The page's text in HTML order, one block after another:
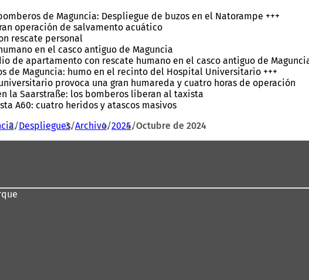
de Maguncia: Despliegue de buzos en el Natorampe +++
operación de salvamento acuático
rescate personal
en el casco antiguo de Maguncia
de apartamento con rescate humano en el casco antiguo de
de Maguncia: humo en el recinto del Hospital Universitario +++
provoca una gran humareda y cuatro horas de operación
la Saarstraße: los bomberos liberan al taxista
A60: cuatro heridos y atascos masivos
Despliegues Archivo 2024 Octubre de 2024